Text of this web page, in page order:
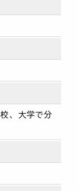
、大学で分